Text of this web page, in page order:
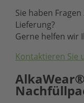
Sie haben
Lieferung?
Gerne helfen wir
Kontaktieren Sie